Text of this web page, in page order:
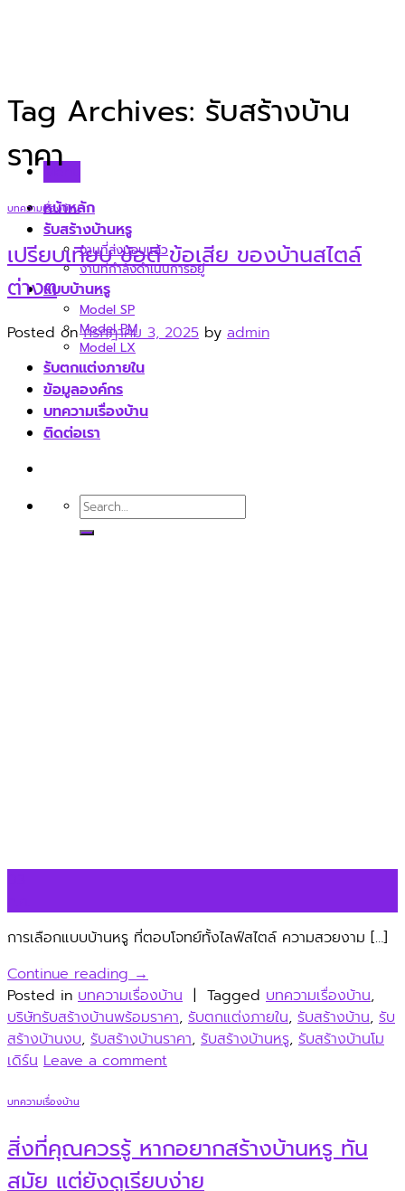
Menu
หน้าหลัก
รับสร้างบ้านหรู
งานที่ส่งมอบแล้ว
งานที่กำลังดำเนินการอยู่
แบบบ้านหรู
Model SP
Model PM
Model LX
รับตกแต่งภายใน
ข้อมูลองค์กร
บทความเรื่องบ้าน
ติดต่อเรา
Tag Archives: รับสร้างบ้าน
ราคา
บทความเรื่องบ้าน
เปรียบเทียบ ข้อดี ข้อเสีย ของบ้านสไตล์
ต่างๆ
Posted onกรกฎาคม 3, 2025 by admin
การเลือกแบบบ้านหรู ที่ตอบโจทย์ทั้งไลฟ์สไตล์ ความสวยงาม […]
Continue reading→
Posted in บทความเรื่องบ้าน | Tagged บทความเรื่องบ้าน,
บริษัทรับสร้างบ้านพร้อมราคา, รับตกแต่งภายใน, รับสร้างบ้าน, รับ
สร้างบ้านงบ, รับสร้างบ้านราคา, รับสร้างบ้านหรู, รับสร้างบ้านโม
เดิร์น Leave a comment
บทความเรื่องบ้าน
สิ่งที่คุณควรรู้ หากอยากสร้างบ้านหรู ทัน
สมัย แต่ยังดูเรียบง่าย